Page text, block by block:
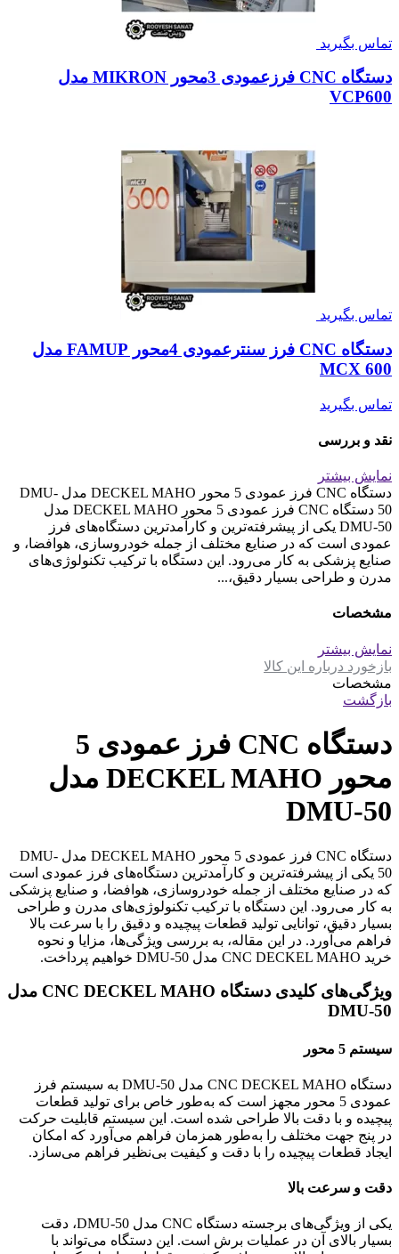
تماس بگیرید
دستگاه CNC فرزعمودی 3محور MIKRON مدل
VCP600
تماس بگیرید
دستگاه CNC فرز سنترعمودی 4محور FAMUP مدل
MCX 600
تماس بگیرید
نقد و بررسی
نمایش بیشتر
دستگاه CNC فرز عمودی 5 محور DECKEL MAHO مدل DMU-
50 دستگاه CNC فرز عمودی 5 محور DECKEL MAHO مدل
DMU-50 یکی از پیشرفته‌ترین و کارآمدترین دستگاه‌های فرز
عمودی است که در صنایع مختلف از جمله خودروسازی، هوافضا، و
صنایع پزشکی به کار می‌رود. این دستگاه با ترکیب تکنولوژی‌های
مدرن و طراحی بسیار دقیق،...
مشخصات
نمایش بیشتر
بازخورد درباره این کالا
مشخصات
بازگشت
دستگاه CNC فرز عمودی 5
محور DECKEL MAHO مدل
DMU-50
دستگاه CNC فرز عمودی 5 محور DECKEL MAHO مدل DMU-
50 یکی از پیشرفته‌ترین و کارآمدترین دستگاه‌های فرز عمودی است
که در صنایع مختلف از جمله خودروسازی، هوافضا، و صنایع پزشکی
به کار می‌رود. این دستگاه با ترکیب تکنولوژی‌های مدرن و طراحی
بسیار دقیق، توانایی تولید قطعات پیچیده و دقیق را با سرعت بالا
فراهم می‌آورد. در این مقاله، به بررسی ویژگی‌ها، مزایا و نحوه
خرید CNC DECKEL MAHO مدل DMU-50 خواهیم پرداخت.
ویژگی‌های کلیدی دستگاه CNC DECKEL MAHO مدل
DMU-50
سیستم 5 محور
دستگاه CNC DECKEL MAHO مدل DMU-50 به سیستم فرز
عمودی 5 محور مجهز است که به‌طور خاص برای تولید قطعات
پیچیده و با دقت بالا طراحی شده است. این سیستم قابلیت حرکت
در پنج جهت مختلف را به‌طور همزمان فراهم می‌آورد که امکان
ایجاد قطعات پیچیده را با دقت و کیفیت بی‌نظیر فراهم می‌سازد.
دقت و سرعت بالا
یکی از ویژگی‌های برجسته دستگاه CNC مدل DMU-50، دقت
بسیار بالای آن در عملیات برش است. این دستگاه می‌تواند با